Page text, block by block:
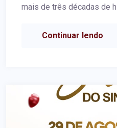
mais de três décadas de
Continuar lendo